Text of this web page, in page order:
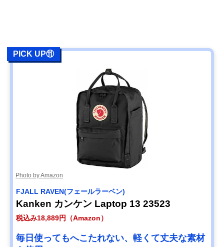
PICK UP⑪
Photo by Amazon
FJALL RAVEN(フェールラーベン)
Kanken カンケン Laptop 13 23523
税込み18,889円（Amazon）
毎日使ってもへこたれない、軽くて丈夫な素材